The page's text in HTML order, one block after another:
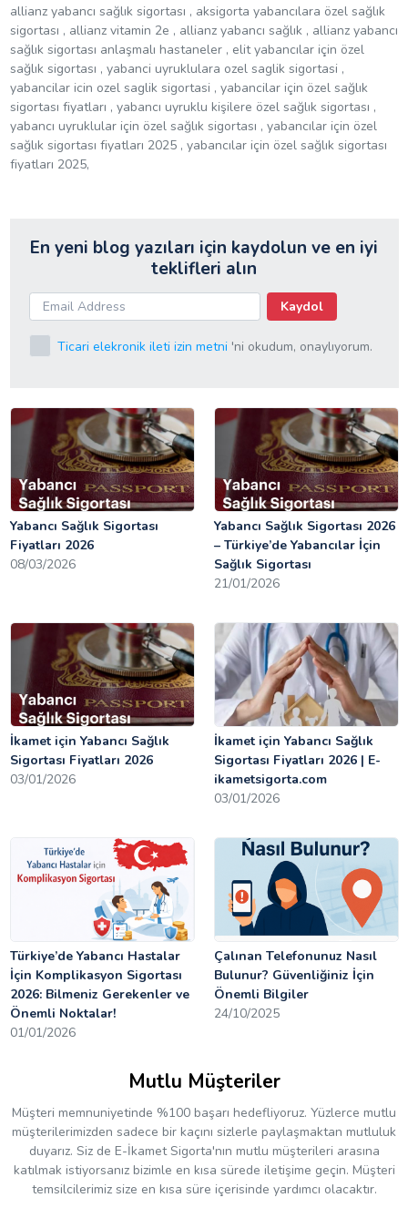
allianz yabancı sağlık sigortası , aksigorta yabancılara özel sağlık
sigortası , allianz vitamin 2e , allianz yabancı sağlık , allianz yabancı
sağlık sigortası anlaşmalı hastaneler , elit yabancılar için özel
sağlık sigortası , yabanci uyruklulara ozel saglik sigortasi ,
yabancilar icin ozel saglik sigortasi , yabancilar için özel sağlık
sigortası fiyatları , yabancı uyruklu kişilere özel sağlık sigortası ,
yabancı uyruklular için özel sağlık sigortası , yabancılar için özel
sağlık sigortası fiyatları 2025 , yabancılar için özel sağlık sigortası
fiyatları 2025,
En yeni blog yazıları için kaydolun ve en iyi
teklifleri alın
Kaydol
Ticari elekronik ileti izin metni 'ni okudum, onaylıyorum.
Yabancı Sağlık Sigortası
Fiyatları 2026
08/03/2026
Yabancı Sağlık Sigortası 2026
– Türkiye’de Yabancılar İçin
Sağlık Sigortası
21/01/2026
İkamet için Yabancı Sağlık
Sigortası Fiyatları 2026
03/01/2026
İkamet için Yabancı Sağlık
Sigortası Fiyatları 2026 | E-
ikametsigorta.com
03/01/2026
Türkiye’de Yabancı Hastalar
İçin Komplikasyon Sigortası
2026: Bilmeniz Gerekenler ve
Önemli Noktalar!
01/01/2026
Çalınan Telefonunuz Nasıl
Bulunur? Güvenliğiniz İçin
Önemli Bilgiler
24/10/2025
Mutlu Müşteriler
Müşteri memnuniyetinde %100 başarı hedefliyoruz. Yüzlerce mutlu
müşterilerimizden sadece bir kaçını sizlerle paylaşmaktan mutluluk
duyarız. Siz de E-İkamet Sigorta'nın mutlu müşterileri arasına
katılmak istiyorsanız bizimle en kısa sürede iletişime geçin. Müşteri
temsilcilerimiz size en kısa süre içerisinde yardımcı olacaktır.